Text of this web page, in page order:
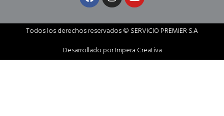
Todos los derechos reservados © SERVICIO PREMIER S.A
Desarrollado por Impera Creativa